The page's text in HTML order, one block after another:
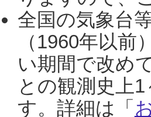
全国の気象台
（1960年以
い期間で改め
との観測史上
す。詳細は「